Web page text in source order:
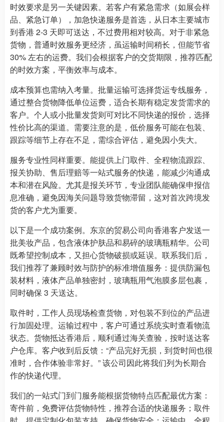
时效要求是另一关键因素。若客户有紧急需求（如展会样
品、紧急订单），加急快递服务是首选，从日本主要城市
到香港 2-3 天即可送达，不过费用相对较高。对于非紧急
货物，普通时效服务更经济，虽运输时间稍长，但能节省
30% 左右的运费。我们会根据客户的交货期限，推荐匹配
的时效方案，平衡效率与成本。
成本预算也需纳入考量。批量运输可选择货运专线服务，
通过整合货物降低单位运费，适合长期有稳定发货需求的
客户。个人或小批量发货则可对比不同快递的报价，选择
性价比高的渠道。需要注意的是，低价服务可能在包装、
跟踪等细节上存在不足，需综合评估，避免因小失大。
服务专业性同样重要。能提供上门取件、全程物流跟踪、
报关协助、售后理赔等一站式服务的快递，能减少沟通成
本和潜在风险。尤其是报关环节，专业团队能确保申报信
息准确，避免因海关问题导致货物滞留，这对首次跨境发
货的客户尤为重要。
以下是一个成功案例。东京的贸易公司向香港客户发送一
批美妆产品，包含液体护肤品和易碎的玻璃瓶精华。公司
既希望控制成本，又担心货物破损或延误。联系我们后，
我们推荐了兼顾时效与防护的标准增值服务：提供防漏包
装材料，液体产品单独密封，玻璃瓶用气泡膜多层包裹，
同时确保 3 天送达。
取件时，工作人员现场检查货物，对包装不到位的产品进
行加固处理。运输过程中，客户可通过系统实时查看物流
状态。货物抵达香港后，顺利通过海关查验，按时送达客
户仓库。客户收到后反馈：“产品完好无损，到货时间也很
准时，合作体验非常好。” 该公司因此将我们列为长期合
作的快递代理。
我们的一站式门到门服务能根据货物特点匹配最优方案：
寄件前，免费评估货物特性，推荐合适的快递服务；取件